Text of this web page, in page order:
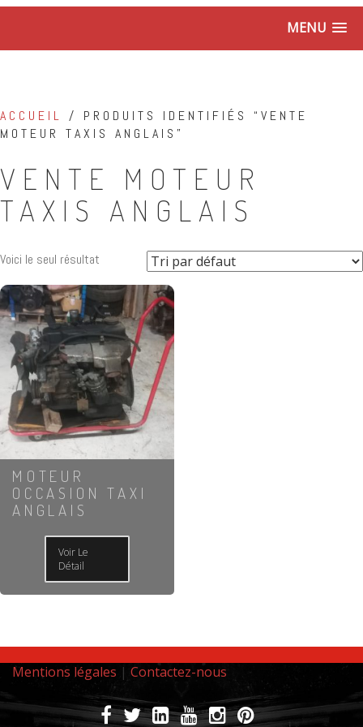
MENU
ACCUEIL / PRODUITS IDENTIFIÉS “VENTE
MOTEUR TAXIS ANGLAIS”
VENTE MOTEUR
TAXIS ANGLAIS
Voici le seul résultat
MOTEUR
OCCASION TAXI
ANGLAIS
Voir Le
Détail
Mentions légales | Contactez-nous